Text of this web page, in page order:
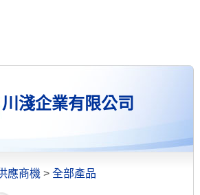
川淺企業有限公司
應商機 > 全部產品